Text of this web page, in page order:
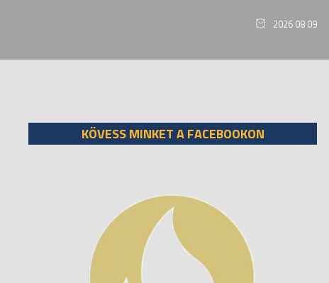
2026 08 09
KÖVESS MINKET A FACEBOOKON